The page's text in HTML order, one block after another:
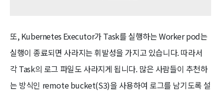
또, Kubernetes Executor가 Task를 실행하는 Worker pod는
실행이 종료되면 사라지는 휘발성을 가지고 있습니다. 따라서
각 Task의 로그 파일도 사라지게 됩니다. 많은 사람들이 추천하
는 방식인 remote bucket(S3)을 사용하여 로그를 남기도록 설